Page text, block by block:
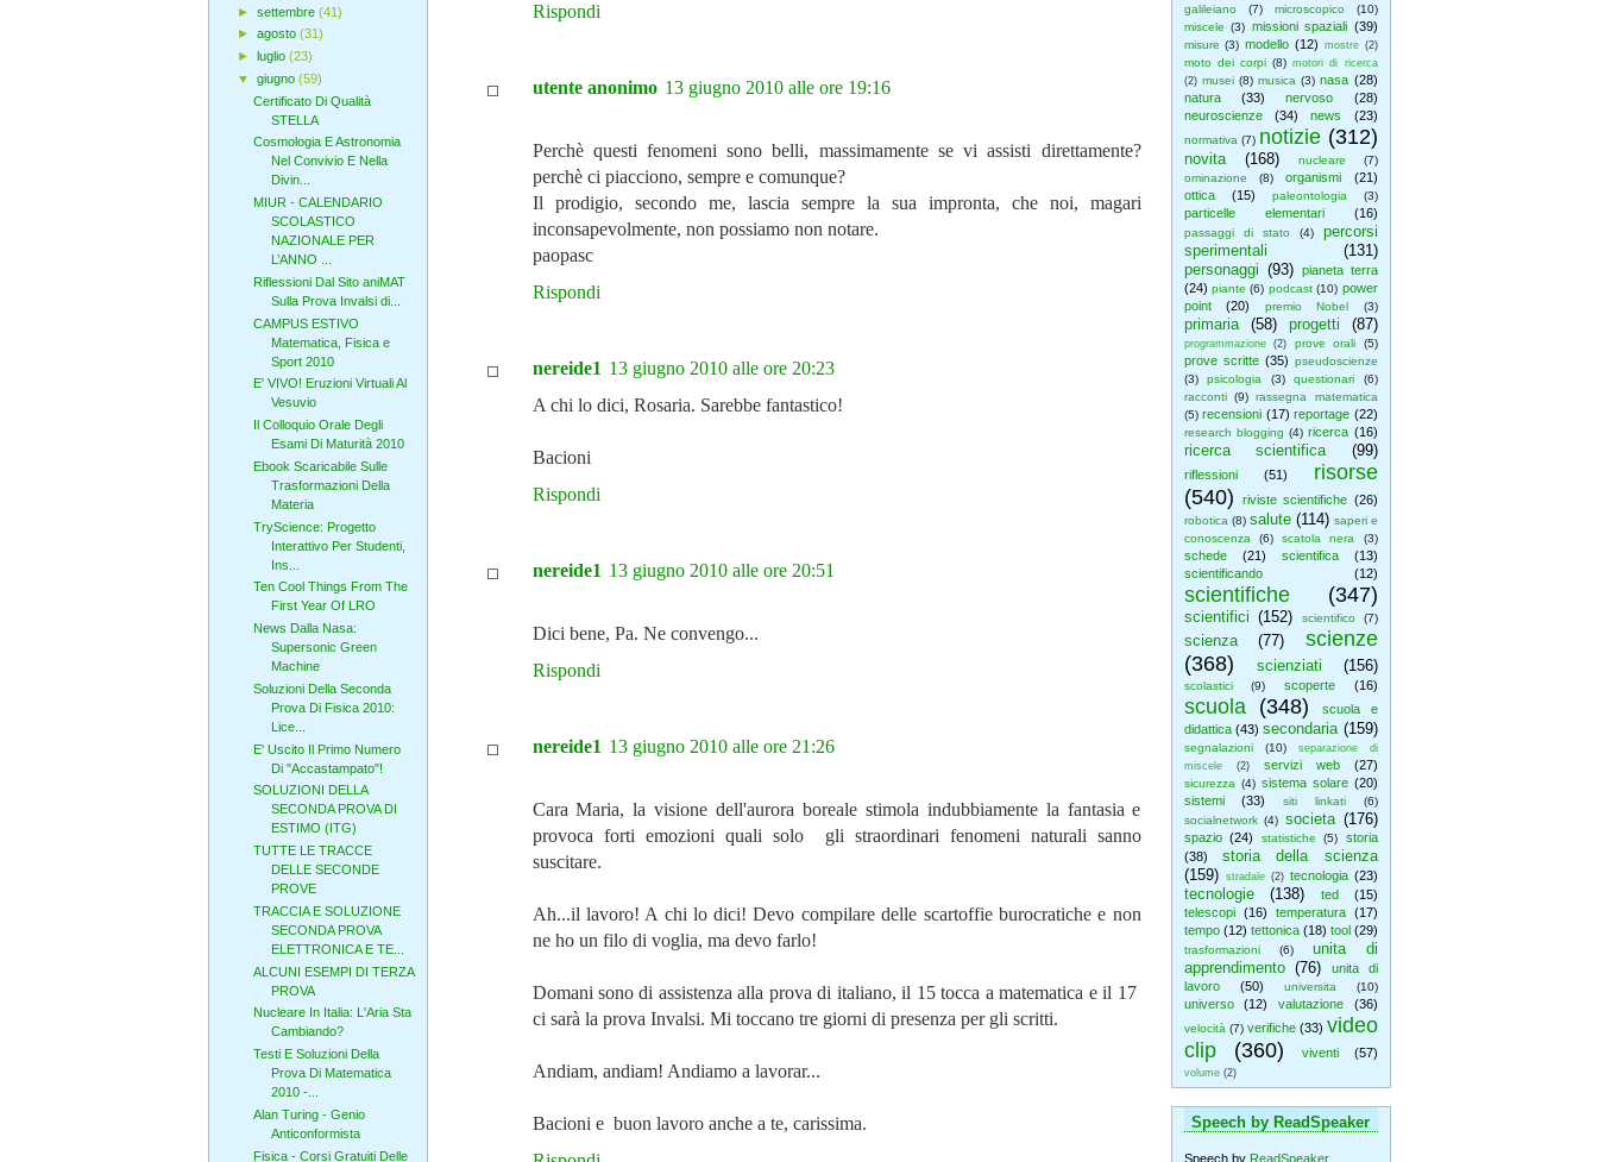
galileiano
(7) microscopico
(10)
miscele (3) missioni spaziali (39)
misure (3) modello (12) mostre (2)
moto dei corpi (8) motori di ricerca
(2) musei (8) musica (3) nasa (28)
natura
(33) nervoso
(28)
neuroscienze
(34) news (23)
normativa (7) notizie (312)
novita (168) nucleare
(7)
ominazione
(8) organismi
(21)
ottica
(15) paleontologia (3)
particelle elementari (16)
passaggi di stato (4)
percorsi
sperimentali
(131)
personaggi (93)
pianeta terra
(24) piante (6) podcast (10) power
point
(20) premio Nobel (3)
primaria (58) progetti (87)
programmazione (2) prove orali (5)
prove scritte (35) pseudoscienze
(3)
psicologia (3) questionari
(6)
racconti (9) rassegna matematica
(5) recensioni (17) reportage (22)
research blogging (4) ricerca (16)
ricerca scientifica (99)
riflessioni (51)
risorse
(540)
riviste scientifiche (26)
robotica (8) salute (114) saperi e
conoscenza
(6) scatola nera (3)
schede (21) scientifica
(13)
scientificando
(12)
scientifiche (347)
scientifici (152) scientifico (7)
scienza (77)
scienze
(368)
scienziati (156)
scolastici (9) scoperte (16)
scuola (348)
scuola e
didattica (43) secondaria (159)
segnalazioni (10)
separazione di
miscele
(2) servizi web (27)
sicurezza (4) sistema solare (20)
sistemi
(33) siti linkati
(6)
socialnetwork (4) societa (176)
spazio (24) statistiche (5)
storia
(38)
storia della scienza
(159)
stradale (2) tecnologia (23)
tecnologie (138) ted
(15)
telescopi
(16) temperatura
(17)
tempo (12) tettonica (18) tool (29)
trasformazioni (6)
unita di
apprendimento (76)
unita di
lavoro
(50) universita (10)
universo (12) valutazione (36)
velocità (7) verifiche (33) video
clip
(360) viventi (57)
volume (2)
Speech by ReadSpeaker
Speech by ReadSpeaker
Rispondi
utente anonimo 13 giugno 2010 alle ore 19:16
Perchè questi fenomeni sono belli, massimamente se vi assisti direttamente?
perchè ci piacciono, sempre e comunque?
Il prodigio, secondo me, lascia sempre la sua impronta, che noi, magari
inconsapevolmente, non possiamo non notare.
paopasc
Rispondi
nereide1 13 giugno 2010 alle ore 20:23
A chi lo dici, Rosaria. Sarebbe fantastico!
Bacioni
Rispondi
nereide1 13 giugno 2010 alle ore 20:51
Dici bene, Pa. Ne convengo...
Rispondi
nereide1 13 giugno 2010 alle ore 21:26
Cara Maria, la visione dell'aurora boreale stimola indubbiamente la fantasia e
provoca forti emozioni quali solo gli straordinari fenomeni naturali sanno
suscitare.
Ah...il lavoro! A chi lo dici! Devo compilare delle scartoffie burocratiche e non
ne ho un filo di voglia, ma devo farlo!
Domani sono di assistenza alla prova di italiano, il 15 tocca a matematica e il 17
ci sarà la prova Invalsi. Mi toccano tre giorni di presenza per gli scritti.
Andiam, andiam! Andiamo a lavorar...
Bacioni e buon lavoro anche a te, carissima.
► settembre (41)
► agosto (31)
► luglio (23)
▼ giugno (59)
Certificato Di Qualità
STELLA
Cosmologia E Astronomia
Nel Convivio E Nella
Divin...
MIUR - CALENDARIO
SCOLASTICO
NAZIONALE PER
L’ANNO ...
Riflessioni Dal Sito aniMAT
Sulla Prova Invalsi di...
CAMPUS ESTIVO
Matematica, Fisica e
Sport 2010
E' VIVO! Eruzioni Virtuali Al
Vesuvio
Il Colloquio Orale Degli
Esami Di Maturità 2010
Ebook Scaricabile Sulle
Trasformazioni Della
Materia
TryScience: Progetto
Interattivo Per Studenti,
Ins...
Ten Cool Things From The
First Year Of LRO
News Dalla Nasa:
Supersonic Green
Machine
Soluzioni Della Seconda
Prova Di Fisica 2010:
Lice...
E' Uscito Il Primo Numero
Di "Accastampato"!
SOLUZIONI DELLA
SECONDA PROVA DI
ESTIMO (ITG)
TUTTE LE TRACCE
DELLE SECONDE
PROVE
TRACCIA E SOLUZIONE
SECONDA PROVA
ELETTRONICA E TE...
ALCUNI ESEMPI DI TERZA
PROVA
Nucleare In Italia: L'Aria Sta
Cambiando?
Testi E Soluzioni Della
Prova Di Matematica
2010 -...
Alan Turing - Genio
Anticonformista
Fisica - Corsi Gratuiti Delle